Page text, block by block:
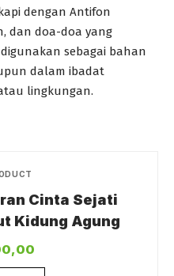
dengan Antifon
dan doa-doa yang
sebagai bahan
dalam ibadat
lingkungan.
Cinta Sejati
Kidung Agung